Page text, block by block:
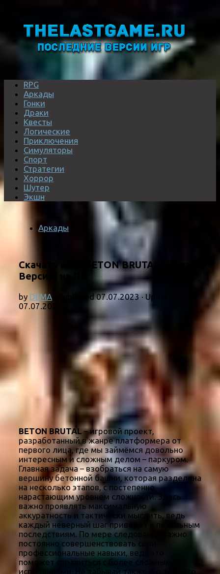
RPG
Аркады
Гонки
Драки
Квесты
Логические
Приключения
Симуляторы
Спорт
Стратегии
Хоррор
Шутер
Экшн
Аркады
Скачать игру BETON BRUTAL [Новая
Версия] на ПК
by DEMA · Published07.07.2023· Updated
07.07.2023
BETON BRUTAL– игровой проект,
разработанный в жанре платформера от
первого лица, где мы займёмся довольно
интересным и сложным делом – паркуром.
Главная задача – взобраться на самую
вершину бетонной башни, которая разделена
на несколько этапов, с постепенно
нарастающим уровнем сложности. Здесь
важно проявлять максимальную
аккуратность и тактически мыслить, ведь
каждый неверный шаг приведет к печальным
последствиям. По мере следования важно
постоянно совершенствовать свои
профессиональные навыки, ведь это
поможет справиться с более сложными
испытаниями. Не забывай также и о том, что